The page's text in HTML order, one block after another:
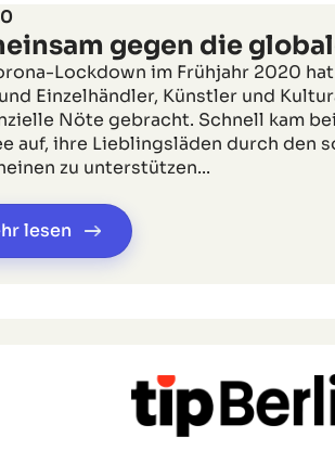
gegen die
Lockdown im Frühjahr 2020
Einzelhändler, Künstler und
Nöte gebracht. Schnell kam
auf, ihre Lieblingsläden durch den
zu unterstützen...
lesen